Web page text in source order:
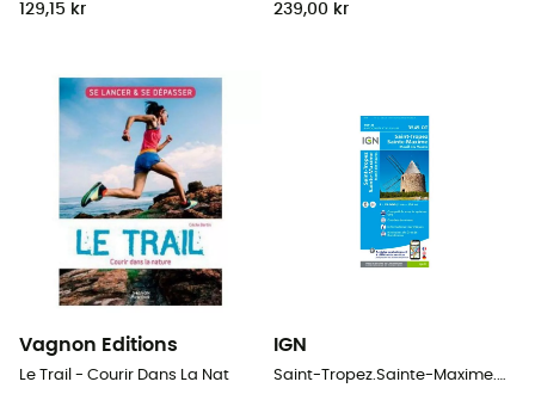
129,15 kr 239,00 kr
Vagnon Editions
Le Trail - Courir Dans La Nat
IGN